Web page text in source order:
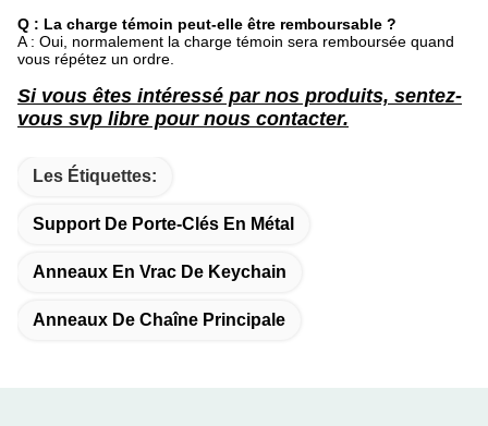
Q : La charge témoin peut-elle être remboursable ?
A : Oui, normalement la charge témoin sera remboursée quand
vous répétez un ordre.
Si vous êtes intéressé par nos produits, sentez-
vous svp libre pour nous contacter.
Les Étiquettes:
Support De Porte-Clés En Métal
Anneaux En Vrac De Keychain
Anneaux De Chaîne Principale